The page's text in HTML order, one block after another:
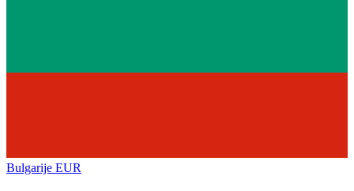
Bulgarije EUR